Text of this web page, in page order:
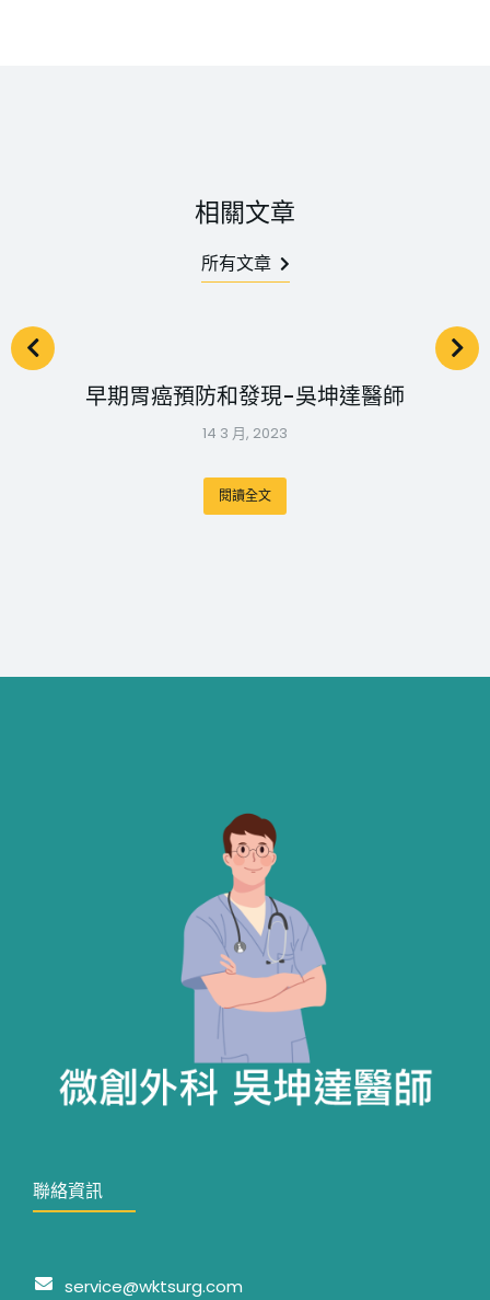
相關文章
所有文章
早期胃癌預防和發現-吳坤達醫師
14 3 月, 2023
閱讀全文
聯絡資訊
service@wktsurg.com